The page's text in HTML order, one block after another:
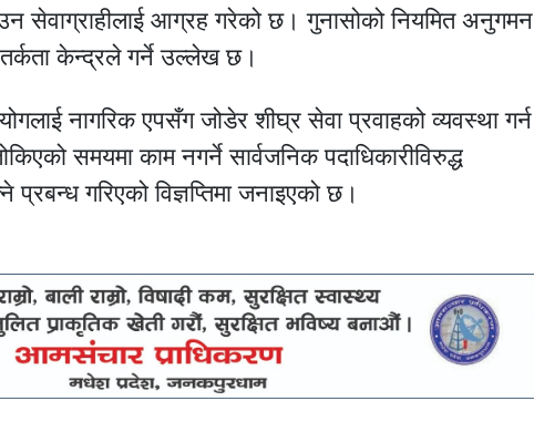
सेवाग्राहीलाई आग्रह गरेको छ। गुनासोको नियमित अनुगमन
केन्द्रले गर्ने उल्लेख छ।
नागरिक एपसँग जोडेर शीघ्र सेवा प्रवाहको व्यवस्था गर्न
समयमा काम नगर्ने सार्वजनिक पदाधिकारीविरुद्ध
प्रबन्ध गरिएको विज्ञप्तिमा जनाइएको छ।